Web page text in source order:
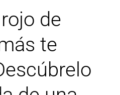
de
te